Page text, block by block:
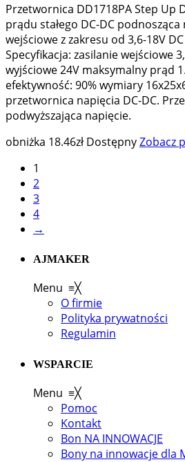
Przetwornica DD1718PA Step Up
prądu stałego DC-DC
wejściowe z zakresu od 3,6-18V
Specyfikacja: zasilanie wejściowe
wyjściowe 24V maksymalny prąd
efektywność: 90% wymiary
przetwornica napięcia DC-DC.
podwyższająca napięcie.
obniżka 18.46zł DostępnyZobacz
1
2
3
4
→
AJMAKER
Menu ≡╳
O firmie
Polityka prywatności
Regulamin
WSPARCIE
Menu ≡╳
Pomoc
Kontakt
Bon NA INNOWACJE
Bony na innowacje dla